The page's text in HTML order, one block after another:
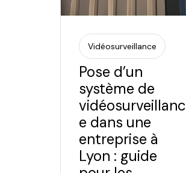
Vidéosurveillance
Pose d’un
système de
vidéosurveillanc
e dans une
entreprise à
Lyon : guide